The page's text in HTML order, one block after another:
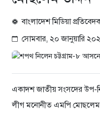
বাংলাদেশ মিডিয়া
সোমবার, ২০ জানুয়ারি
একাদশ জাতীয় সংসদের উপ-
লীগ মনোনীত এমপি মোছলেম